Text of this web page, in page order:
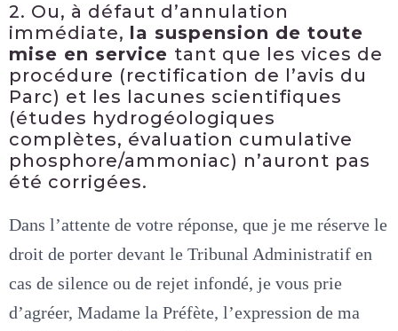
2. Ou, à défaut d’annulation
immédiate, la suspension de toute
mise en service tant que les vices de
procédure (rectification de l’avis du
Parc) et les lacunes scientifiques
(études hydrogéologiques
complètes, évaluation cumulative
phosphore/ammoniac) n’auront pas
été corrigées.
Dans l’attente de votre réponse, que je me réserve le
droit de porter devant le Tribunal Administratif en
cas de silence ou de rejet infondé, je vous prie
d’agréer, Madame la Préfète, l’expression de ma